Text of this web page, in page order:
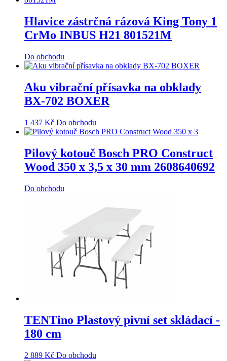
Hlavice zástrčná rázová King Tony 1
CrMo INBUS H21 801521M
Do obchodu
Aku vibrační přísavka na obklady
BX-702 BOXER
1 437 Kč Do obchodu
Pilový kotouč Bosch PRO Construct
Wood 350 x 3,5 x 30 mm 2608640692
Do obchodu
TENTino Plastový pivní set skládací -
180 cm
2 889 Kč Do obchodu